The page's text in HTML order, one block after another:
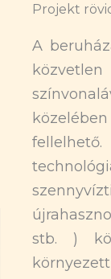
Projekt
A
stb. )